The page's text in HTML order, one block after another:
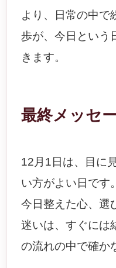
より、日常の中で
歩が、今日という
きます。
最終メッセ
12月1日は、目に
い方がよい日です。
今日整えた心、選
迷いは、すぐには
の流れの中で確か